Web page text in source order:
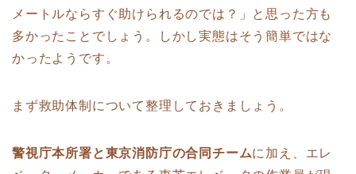
メートルならすぐ助けられるのでは？」と思った方も
多かったことでしょう。しかし実態はそう簡単ではな
かったようです。
まず救助体制について整理しておきましょう。
警視庁本所署と東京消防庁の合同チームに加え、エレ